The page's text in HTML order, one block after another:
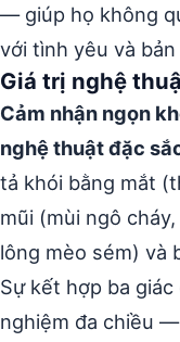
— giúp họ không
với tình yêu và
Giá trị nghệ
Cảm nhận ngọn
nghệ thuật đặc
tả khói bằng mắt
mũi (mùi ngô
lông mèo sém) và
Sự kết hợp ba
nghiệm đa chiều